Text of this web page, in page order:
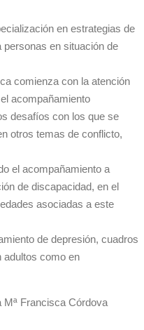
en estrategias de
personas en situación de
comienza con la atención
acompañamiento
desafíos con los que se
otros temas de conflicto,
el acompañamiento a
de discapacidad, en el
asociadas a este
de depresión, cuadros
adultos como en
Mª Francisca Córdova